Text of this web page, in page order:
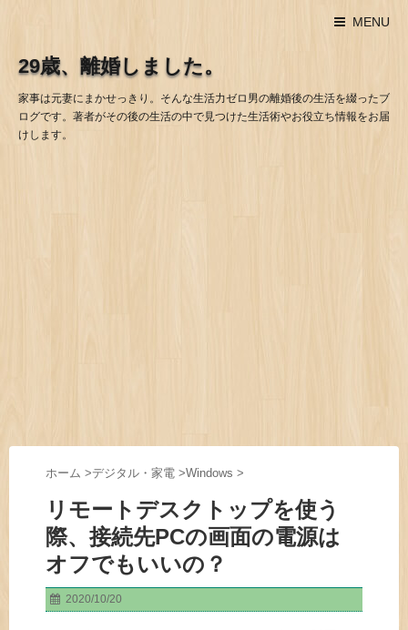
MENU
29歳、離婚しました。
家事は元妻にまかせっきり。そんな生活力ゼロ男の離婚後の生活を綴ったブ
ログです。著者がその後の生活の中で見つけた生活術やお役立ち情報をお届
けします。
ホーム >デジタル・家電 >Windows >
リモートデスクトップを使う
際、接続先PCの画面の電源は
オフでもいいの？
2020/10/20